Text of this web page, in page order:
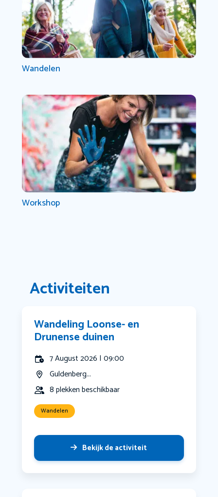
Wandelen
Workshop
Activiteiten
Wandeling Loonse- en
Drunense duinen
7 August 2026 | 09:00
Guldenberg...
8 plekken beschikbaar
Wandelen
Bekijk de activiteit